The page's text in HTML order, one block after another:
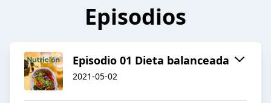
Episodios
Episodio 01 Dieta balanceada
2021-05-02